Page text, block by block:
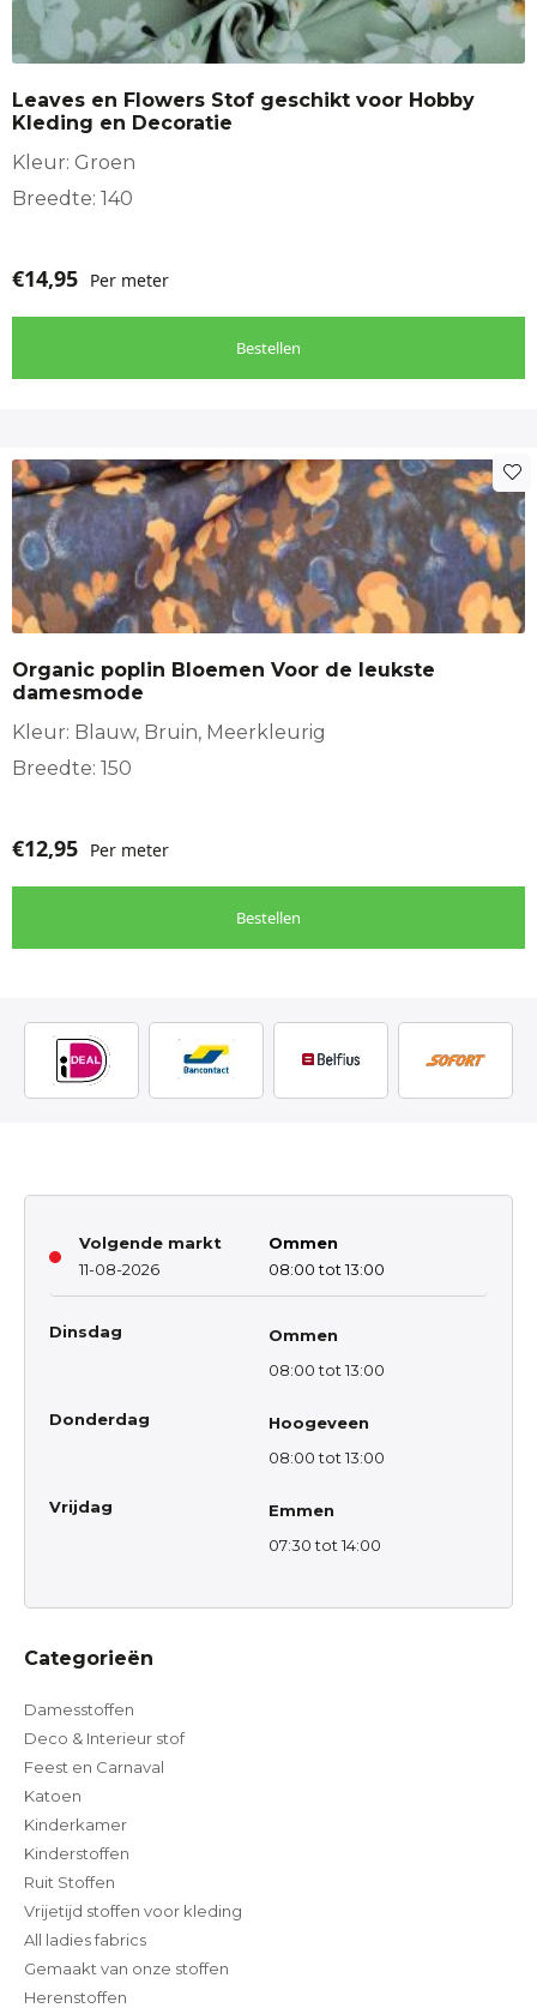
Leaves en Flowers Stof geschikt voor Hobby
Kleding en Decoratie
Kleur: Groen
Breedte: 140
€14,95 Per meter
Bestellen
Organic poplin Bloemen Voor de leukste
damesmode
Kleur: Blauw, Bruin, Meerkleurig
Breedte: 150
€12,95 Per meter
Bestellen
Volgende markt
11-08-2026
Ommen
08:00 tot 13:00
Dinsdag
Ommen
08:00 tot 13:00
Donderdag
Hoogeveen
08:00 tot 13:00
Vrijdag
Emmen
07:30 tot 14:00
Categorieën
Damesstoffen
Deco & Interieur stof
Feest en Carnaval
Katoen
Kinderkamer
Kinderstoffen
Ruit Stoffen
Vrijetijd stoffen voor kleding
All ladies fabrics
Gemaakt van onze stoffen
Herenstoffen